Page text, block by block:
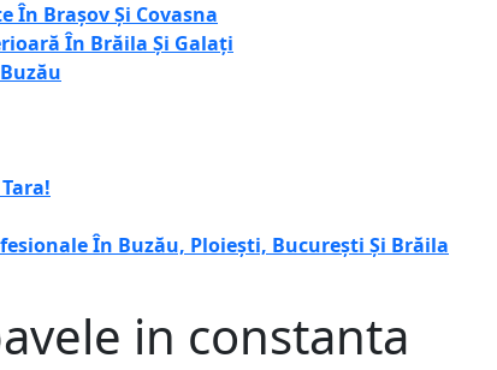
În Brașov Și Covasna
În Brăila Și Galați
În Buzău, Ploiești, București Și Brăila
in constanta